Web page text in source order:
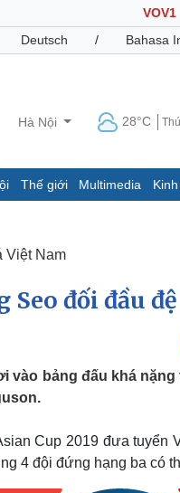
VOV1
Deutsch / Bahasa
Hà Nội 28°C
Thế giới Multimedia
Tin 24h
Dự báo thời tiết
Dấu ấn VOV
Quân sự - Quốc phòng
Vũ khí
Phân tích
Việt Nam
Seo đối đầu
vào bảng đấu khá
Cup 2019 đưa tuyển
4 đội đứng hạng ba có